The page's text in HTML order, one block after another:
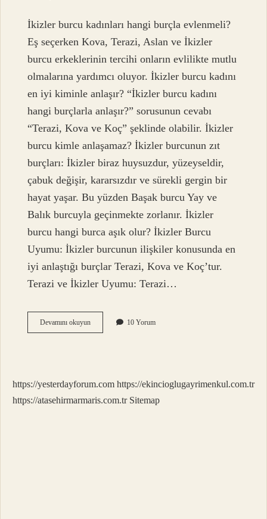
İkizler burcu kadınları hangi burçla evlenmeli?
Eş seçerken Kova, Terazi, Aslan ve İkizler
burcu erkeklerinin tercihi onların evlilikte mutlu
olmalarına yardımcı oluyor. İkizler burcu kadını
en iyi kiminle anlaşır? “İkizler burcu kadını
hangi burçlarla anlaşır?” sorusunun cevabı
“Terazi, Kova ve Koç” şeklinde olabilir. İkizler
burcu kimle anlaşamaz? İkizler burcunun zıt
burçları: İkizler biraz huysuzdur, yüzeyseldir,
çabuk değişir, kararsızdır ve sürekli gergin bir
hayat yaşar. Bu yüzden Başak burcu Yay ve
Balık burcuyla geçinmekte zorlanır. İkizler
burcu hangi burca aşık olur? İkizler Burcu
Uyumu: İkizler burcunun ilişkiler konusunda en
iyi anlaştığı burçlar Terazi, Kova ve Koç’tur.
Terazi ve İkizler Uyumu: Terazi…
Devamını okuyunİKizler
Burcu
10 Yorum
https://yesterdayforum.com https://ekincioglugayrimenkul.com.tr
https://atasehirmarmaris.com.tr Sitemap